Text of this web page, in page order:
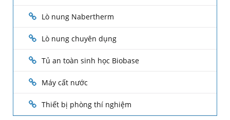
Lò nung Nabertherm
Lò nung chuyên dụng
Tủ an toàn sinh học Biobase
Máy cất nước
Thiết bị phòng thí nghiệm